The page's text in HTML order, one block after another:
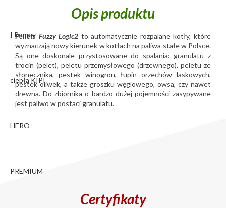
Opis produktu
Pellets Fuzzy Logic2 to automatycznie rozpalane kotły, które
wyznaczają nowy kierunek w kotłach na paliwa stałe w Polsce.
Są one doskonale przystosowane do spalania: granulatu z
trocin (pelet), peletu przemysłowego (drzewnego), peletu ze
słonecznika, pestek winogron, łupin orzechów laskowych,
pestek oliwek, a także groszku węglowego, owsa, czy nawet
drewna. Do zbiornika o bardzo dużej pojemności zasypywane
jest paliwo w postaci granulatu.
Certyfikaty